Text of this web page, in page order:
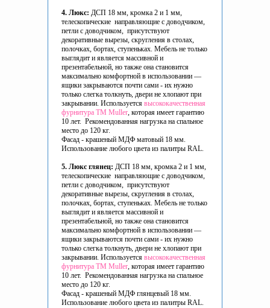
4. Люкс: ДСП 18 мм, кромка 2 и 1 мм,
телескопические направляющие с доводчиком,
петли с доводчиком, присутствуют
декоративные вырезы, скругления в столах,
полочках, бортах, ступеньках. Мебель не только
выглядит и является массивной и
презентабельной, но также она становится
максимально комфортной в использовании —
ящики закрываются почти сами - их нужно
только слегка толкнуть, двери не хлопают при
закрывании. Используется высококачественная
фурнитура ТМ Muller, которая имеет гарантию
10 лет. Рекомендованная нагрузка на спальное
место до 120 кг.
Фасад - крашеный МДФ матовый 18 мм.
Использование любого цвета из палитры RAL.
5. Люкс глянец: ДСП 18 мм, кромка 2 и 1 мм,
телескопические направляющие с доводчиком,
петли с доводчиком, присутствуют
декоративные вырезы, скругления в столах,
полочках, бортах, ступеньках. Мебель не только
выглядит и является массивной и
презентабельной, но также она становится
максимально комфортной в использовании —
ящики закрываются почти сами - их нужно
только слегка толкнуть, двери не хлопают при
закрывании. Используется высококачественная
фурнитура ТМ Muller, которая имеет гарантию
10 лет. Рекомендованная нагрузка на спальное
место до 120 кг.
Фасад - крашеный МДФ глянцевый 18 мм.
Использование любого цвета из палитры RAL.